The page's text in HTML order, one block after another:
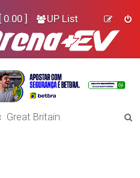
[ 0.00 ] UP List
Great Britain